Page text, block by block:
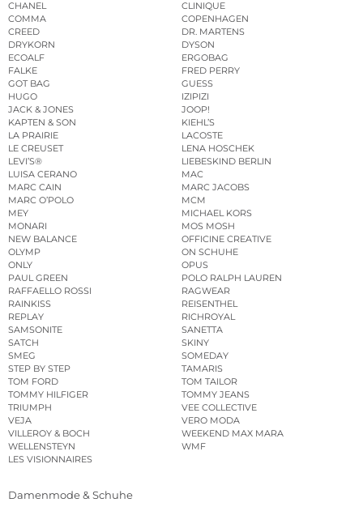
CHANEL
CLINIQUE
COMMA
COPENHAGEN
CREED
DR. MARTENS
DRYKORN
DYSON
ECOALF
ERGOBAG
FALKE
FRED PERRY
GOT BAG
GUESS
HUGO
IZIPIZI
JACK & JONES
JOOP!
KAPTEN & SON
KIEHL’S
LA PRAIRIE
LACOSTE
LE CREUSET
LENA HOSCHEK
LEVI’S®
LIEBESKIND BERLIN
LUISA CERANO
MAC
MARC CAIN
MARC JACOBS
MARC O’POLO
MCM
MEY
MICHAEL KORS
MONARI
MOS MOSH
NEW BALANCE
OFFICINE CREATIVE
OLYMP
ON SCHUHE
ONLY
OPUS
PAUL GREEN
POLO RALPH LAUREN
RAFFAELLO ROSSI
RAGWEAR
RAINKISS
REISENTHEL
REPLAY
RICHROYAL
SAMSONITE
SANETTA
SATCH
SKINY
SMEG
SOMEDAY
STEP BY STEP
TAMARIS
TOM FORD
TOM TAILOR
TOMMY HILFIGER
TOMMY JEANS
TRIUMPH
VEE COLLECTIVE
VEJA
VERO MODA
VILLEROY & BOCH
WEEKEND MAX MARA
WELLENSTEYN
WMF
LES VISIONNAIRES
Damenmode & Schuhe